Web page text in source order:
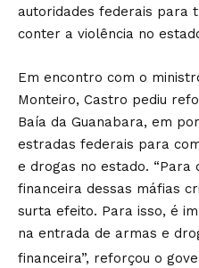
autoridades federais para
conter a violência no
Em encontro com o
Monteiro, Castro pediu
Baía da Guanabara, em
estradas federais para
e drogas no estado. “Para
financeira dessas máfias
surta efeito. Para isso, é
na entrada de armas e
financeira”, reforçou o